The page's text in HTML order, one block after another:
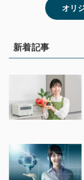
オリ
新着記事